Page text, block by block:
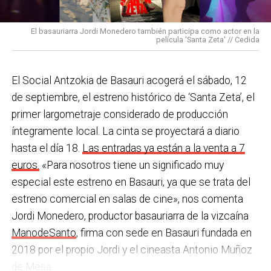
con programas de envejecimiento activo, actividades
en los centros de personas mayores e iniciativas para
combatir la brecha digital. Además, este año se ha
y, a principios del año que viene, se comenzarán a
prestar los servicios de atención diurna y viviendas
comunitarias.
En las últimas semanas la actualidad municipal ha
estado marcada por las investigaciones sobre
presuntas irregularidades urbanísticas . ¿Cómo
está afrontando el equipo de gobierno esta
situación y qué mensaje trasladarías a la
ciudadanía?Los hechos denunciados son graves y
nos corresponde aclarar si han existido irregularidades
con el mayor rigor y transparencia, así como
pulseras de aviso de temperatura pitando al unísono,
una acción que los sindicatos tachan de negligente y
contraria al propio plan de emergencias de la
Sin soluciones reales
Ante la falta de soluciones en las reuniones del
comité, los representantes de los trabajadores
advirtieron a la dirección con elevar los hechos a la
Inspección de Trabajo. Aunque inicialmente
percibieron un amago de cambio de actitud, la parte
social lamenta que las medidas adoptadas ante las
nuevas alertas meteorológicas han sido meramente
«testimoniales, esporádicas y centradas en
aparentar», sin llegar a aplicar soluciones reales ni
efectivas en los puestos de mayor exposición.
El basauriarra Jordi Monedero también participa como actor en la
película 'Santa Zeta' // Cedida
El Social Antzokia de Basauri acogerá el sábado, 12
de septiembre, el estreno histórico de ‘Santa Zeta’, el
primer largometraje considerado de producción
íntegramente local. La cinta se proyectará a diario
hasta el día 18. Las entradas ya están a la venta a 7
euros. «Para nosotros tiene un significado muy
especial este estreno en Basauri, ya que se trata del
estreno comercial en salas de cine», nos comenta
Jordi Monedero, productor basauriarra de la vizcaína
ManodeSanto, firma con sede en Basauri fundada en
2018 por el propio Jordi y el cineasta Antonio Muñoz
de Mesa.